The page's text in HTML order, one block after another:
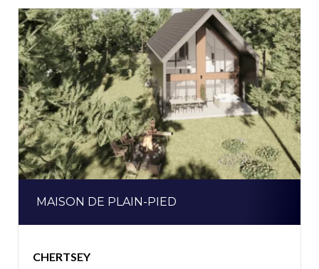
MAISON DE PLAIN-PIED
CHERTSEY